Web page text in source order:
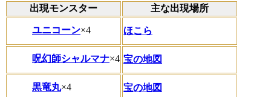
出現モンスター 主な出現場所
ユニコーン×4 ほこら
呪幻師シャルマナ×4 宝の地図
黒竜丸×4 宝の地図